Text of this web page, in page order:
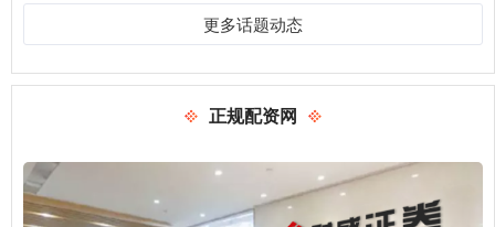
更多话题动态
正规配资网